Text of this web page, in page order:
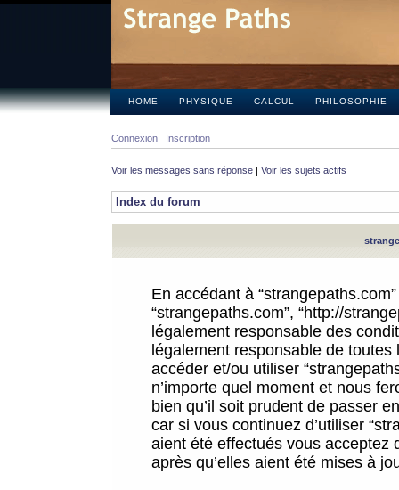
HOME PHYSIQUE CALCUL PHILOSOPHIE
Connexion Inscription
Voir les messages sans réponse | Voir les sujets actifs
Index du forum
En accédant à
“strangepaths.com”, “http://
légalement responsable des
légalement responsable de
accéder et/ou utiliser
n’importe quel moment et nous
bien qu’il soit prudent de passer
car si vous continuez d’utiliser
aient été effectués vous acceptez
après qu’elles aient été mises à